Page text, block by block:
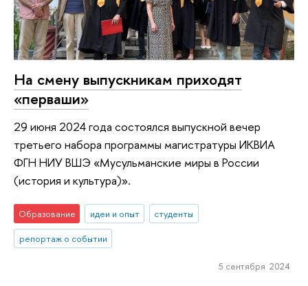
На смену выпускникам приходят
«перваши»
29 июня 2024 года состоялся выпускной вечер
третьего набора программы магистратуры ИКВИА
ФГН НИУ ВШЭ «Мусульманские миры в России
(история и культура)».
Образование идеи и опыт
студенты
репортаж о событии
5 сентября 2024